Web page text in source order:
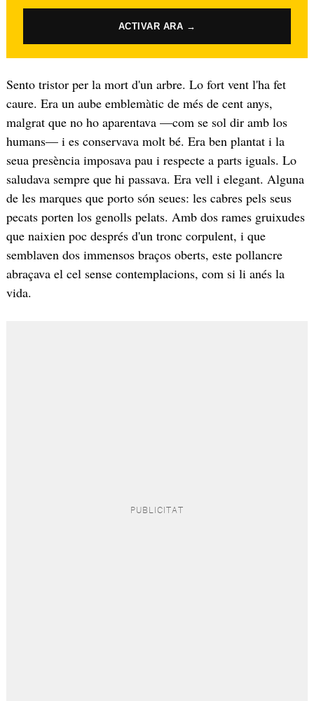
ACTIVAR ARA →
Sento tristor per la mort d'un arbre. Lo fort vent l'ha fet
caure. Era un aube emblemàtic de més de cent anys,
malgrat que no ho aparentava —com se sol dir amb los
humans— i es conservava molt bé. Era ben plantat i la
seua presència imposava pau i respecte a parts iguals. Lo
saludava sempre que hi passava. Era vell i elegant. Alguna
de les marques que porto són seues: les cabres pels seus
pecats porten los genolls pelats. Amb dos rames gruixudes
que naixien poc després d'un tronc corpulent, i que
semblaven dos immensos braços oberts, este pollancre
abraçava el cel sense contemplacions, com si li anés la
vida.